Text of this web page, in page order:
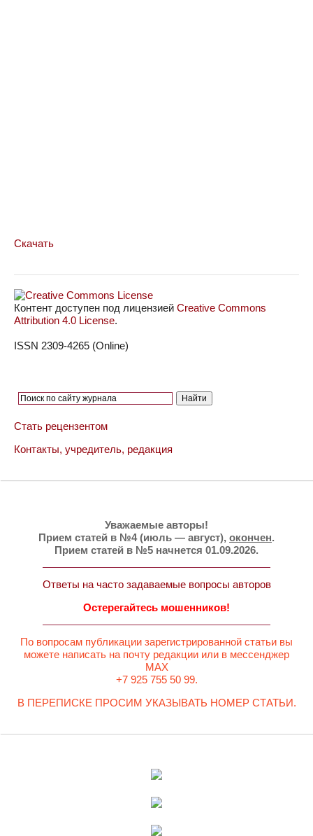
Скачать
Контент доступен под лицензией Creative Commons
Attribution 4.0 License.
ISSN 2309-4265 (Online)
Стать рецензентом
Контакты, учредитель, редакция
Уважаемые авторы!
Прием статей в №4 (июль — август), окончен.
Прием статей в №5 начнется 01.09.2026.
Ответы на часто задаваемые вопросы авторов
Остерегайтесь мошенников!
По вопросам публикации зарегистрированной статьи вы
можете написать на почту редакции или в мессенджер
MAX
+7 925 755 50 99.
В ПЕРЕПИСКЕ ПРОСИМ УКАЗЫВАТЬ НОМЕР СТАТЬИ.